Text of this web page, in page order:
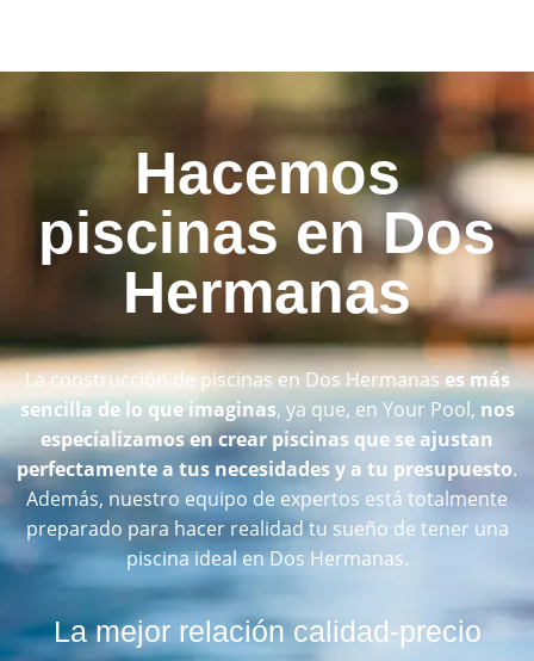
Hacemos
piscinas en Dos
Hermanas
La construcción de piscinas en Dos Hermanas es más
sencilla de lo que imaginas, ya que, en Your Pool, nos
especializamos en crear piscinas que se ajustan
perfectamente a tus necesidades y a tu presupuesto.
Además, nuestro equipo de expertos está totalmente
preparado para hacer realidad tu sueño de tener una
piscina ideal en Dos Hermanas.
La mejor relación calidad-precio